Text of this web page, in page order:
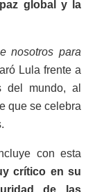
global y la
nosotros para
Lula frente a
del mundo, al
que se celebra
con esta
crítico en su
de las